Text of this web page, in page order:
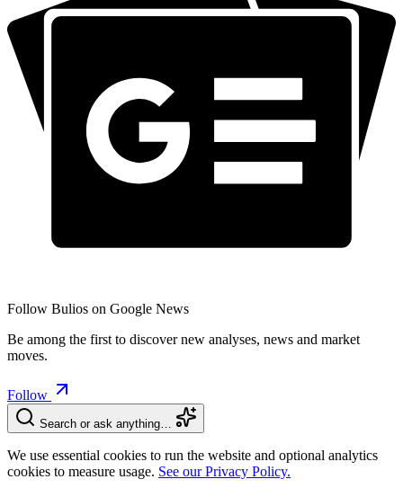
Follow Bulios on Google News
Be among the first to discover new analyses, news and market
moves.
Follow
Search or ask anything…
We use essential cookies to run the website and optional analytics
cookies to measure usage. See our Privacy Policy.